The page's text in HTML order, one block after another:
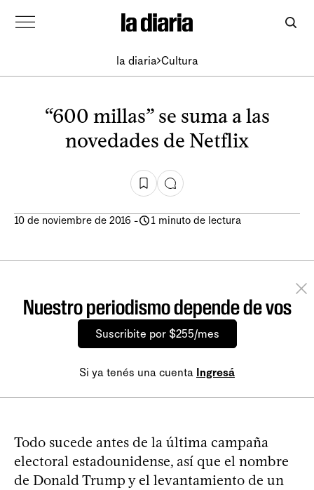
la diaria Cultura
“600 millas” se suma a las
novedades de Netflix
10 de noviembre de 2016 - 1 minuto de lectura
Nuestro periodismo depende de vos
Suscribite por $255/mes
Si ya tenés una cuenta Ingresá
Todo sucede antes de la última campaña
electoral estadounidense, así que el nombre
de Donald Trump y el levantamiento de un